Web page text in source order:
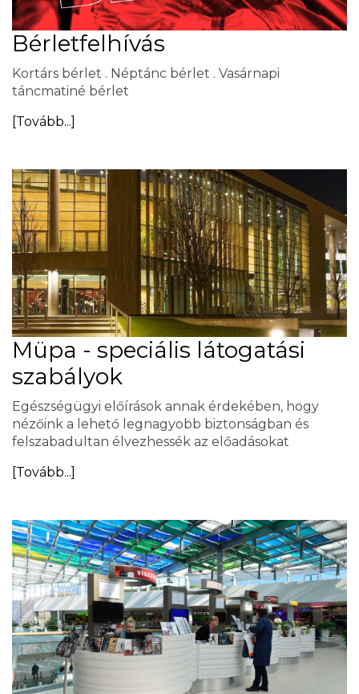
Bérletfelhívás
Kortárs bérlet . Néptánc bérlet . Vasárnapi
táncmatiné bérlet
[Tovább...]
Müpa - speciális látogatási
szabályok
Egészségügyi előírások annak érdekében, hogy
nézőink a lehető legnagyobb biztonságban és
felszabadultan élvezhessék az előadásokat
[Tovább...]